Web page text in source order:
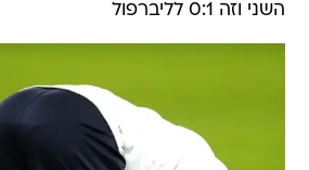
השני וזה 0:1 לליברפול